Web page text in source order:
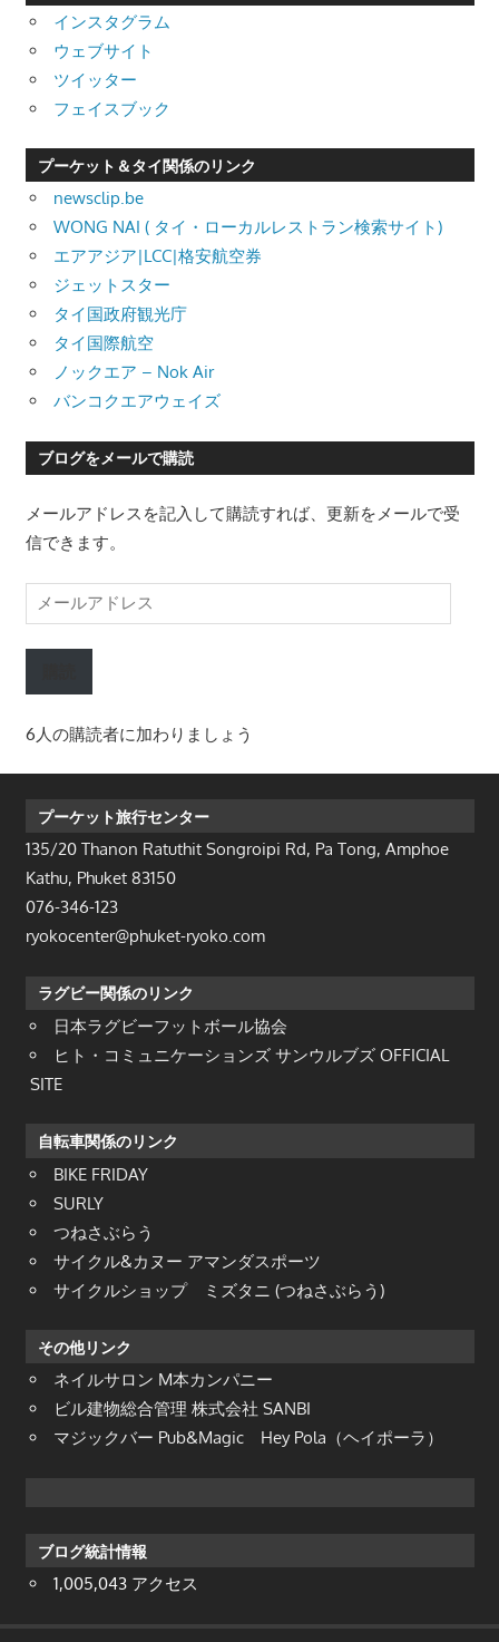
インスタグラム
ウェブサイト
ツイッター
フェイスブック
プーケット＆タイ関係のリンク
newsclip.be
WONG NAI ( タイ・ローカルレストラン検索サイト)
エアアジア|LCC|格安航空券
ジェットスター
タイ国政府観光庁
タイ国際航空
ノックエア – Nok Air
バンコクエアウェイズ
ブログをメールで購読
メールアドレスを記入して購読すれば、更新をメールで受
信できます。
ー
ル
レ
ス
6人の購読者に加わりましょう
プーケット旅行センター
135/20 Thanon Ratuthit Songroipi Rd, Pa Tong, Amphoe
Kathu, Phuket 83150
076-346-123
ryokocenter@phuket-ryoko.com
ラグビー関係のリンク
日本ラグビーフットボール協会
ヒト・コミュニケーションズ サンウルブズ OFFICIAL
SITE
自転車関係のリンク
BIKE FRIDAY
SURLY
つねさぶらう
サイクル&カヌー アマンダスポーツ
サイクルショップ ミズタニ (つねさぶらう)
その他リンク
ネイルサロン M本カンパニー
ビル建物総合管理 株式会社 SANBI
マジックバー Pub&Magic Hey Pola（ヘイポーラ）
ブログ統計情報
1,005,043 アクセス